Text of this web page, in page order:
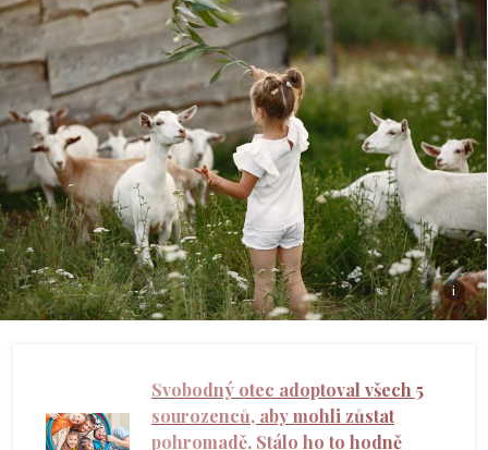
i
Svobodný otec adoptoval všech 5
sourozenců, aby mohli zůstat
pohromadě. Stálo ho to hodně